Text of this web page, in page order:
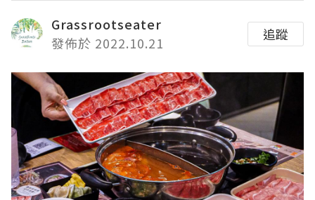
Grassrootseater
發佈於 2022.10.21
追蹤